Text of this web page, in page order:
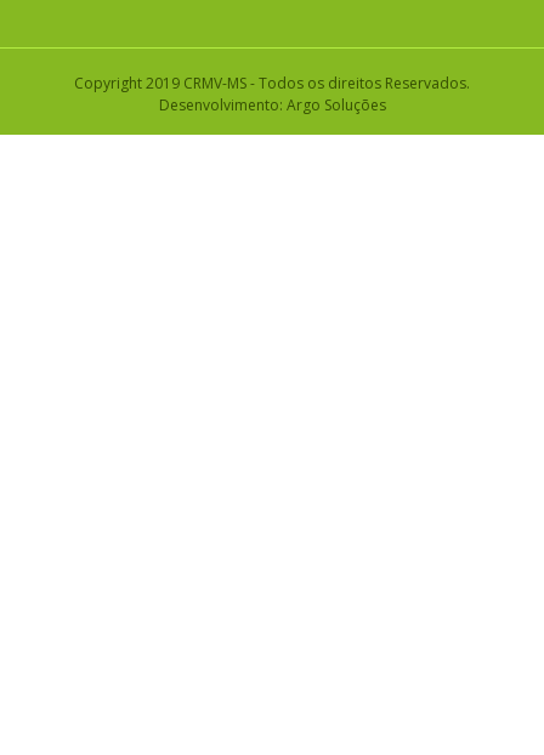
Copyright 2019 CRMV-MS - Todos os direitos Reservados.
Desenvolvimento: Argo Soluções